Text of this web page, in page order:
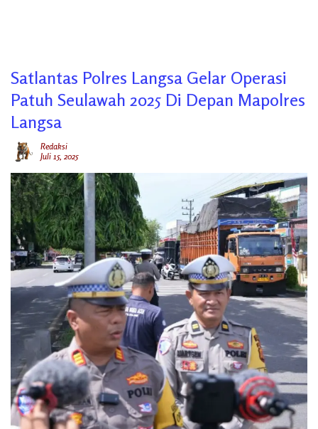
Satlantas Polres Langsa Gelar Operasi
Patuh Seulawah 2025 Di Depan Mapolres
Langsa
Redaksi
Juli 15, 2025